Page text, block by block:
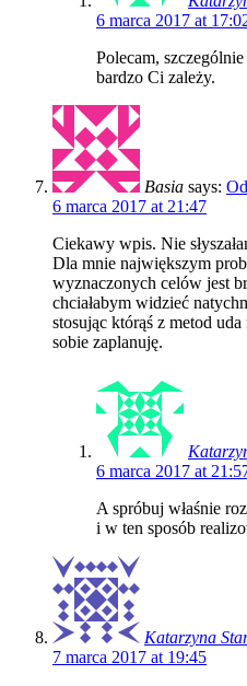
6 marca 2017 at
Polecam,
bardzo Ci zależy.
Basia says:
6 marca 2017 at 21:47
Ciekawy wpis. Nie
Dla mnie największym
wyznaczonych celów jest
chciałabym widzieć
stosując którąś z metod
sobie zaplanuję.
6 marca 2017 at
A spróbuj właśnie
i w ten sposób
Katarzyna
7 marca 2017 at 19:45